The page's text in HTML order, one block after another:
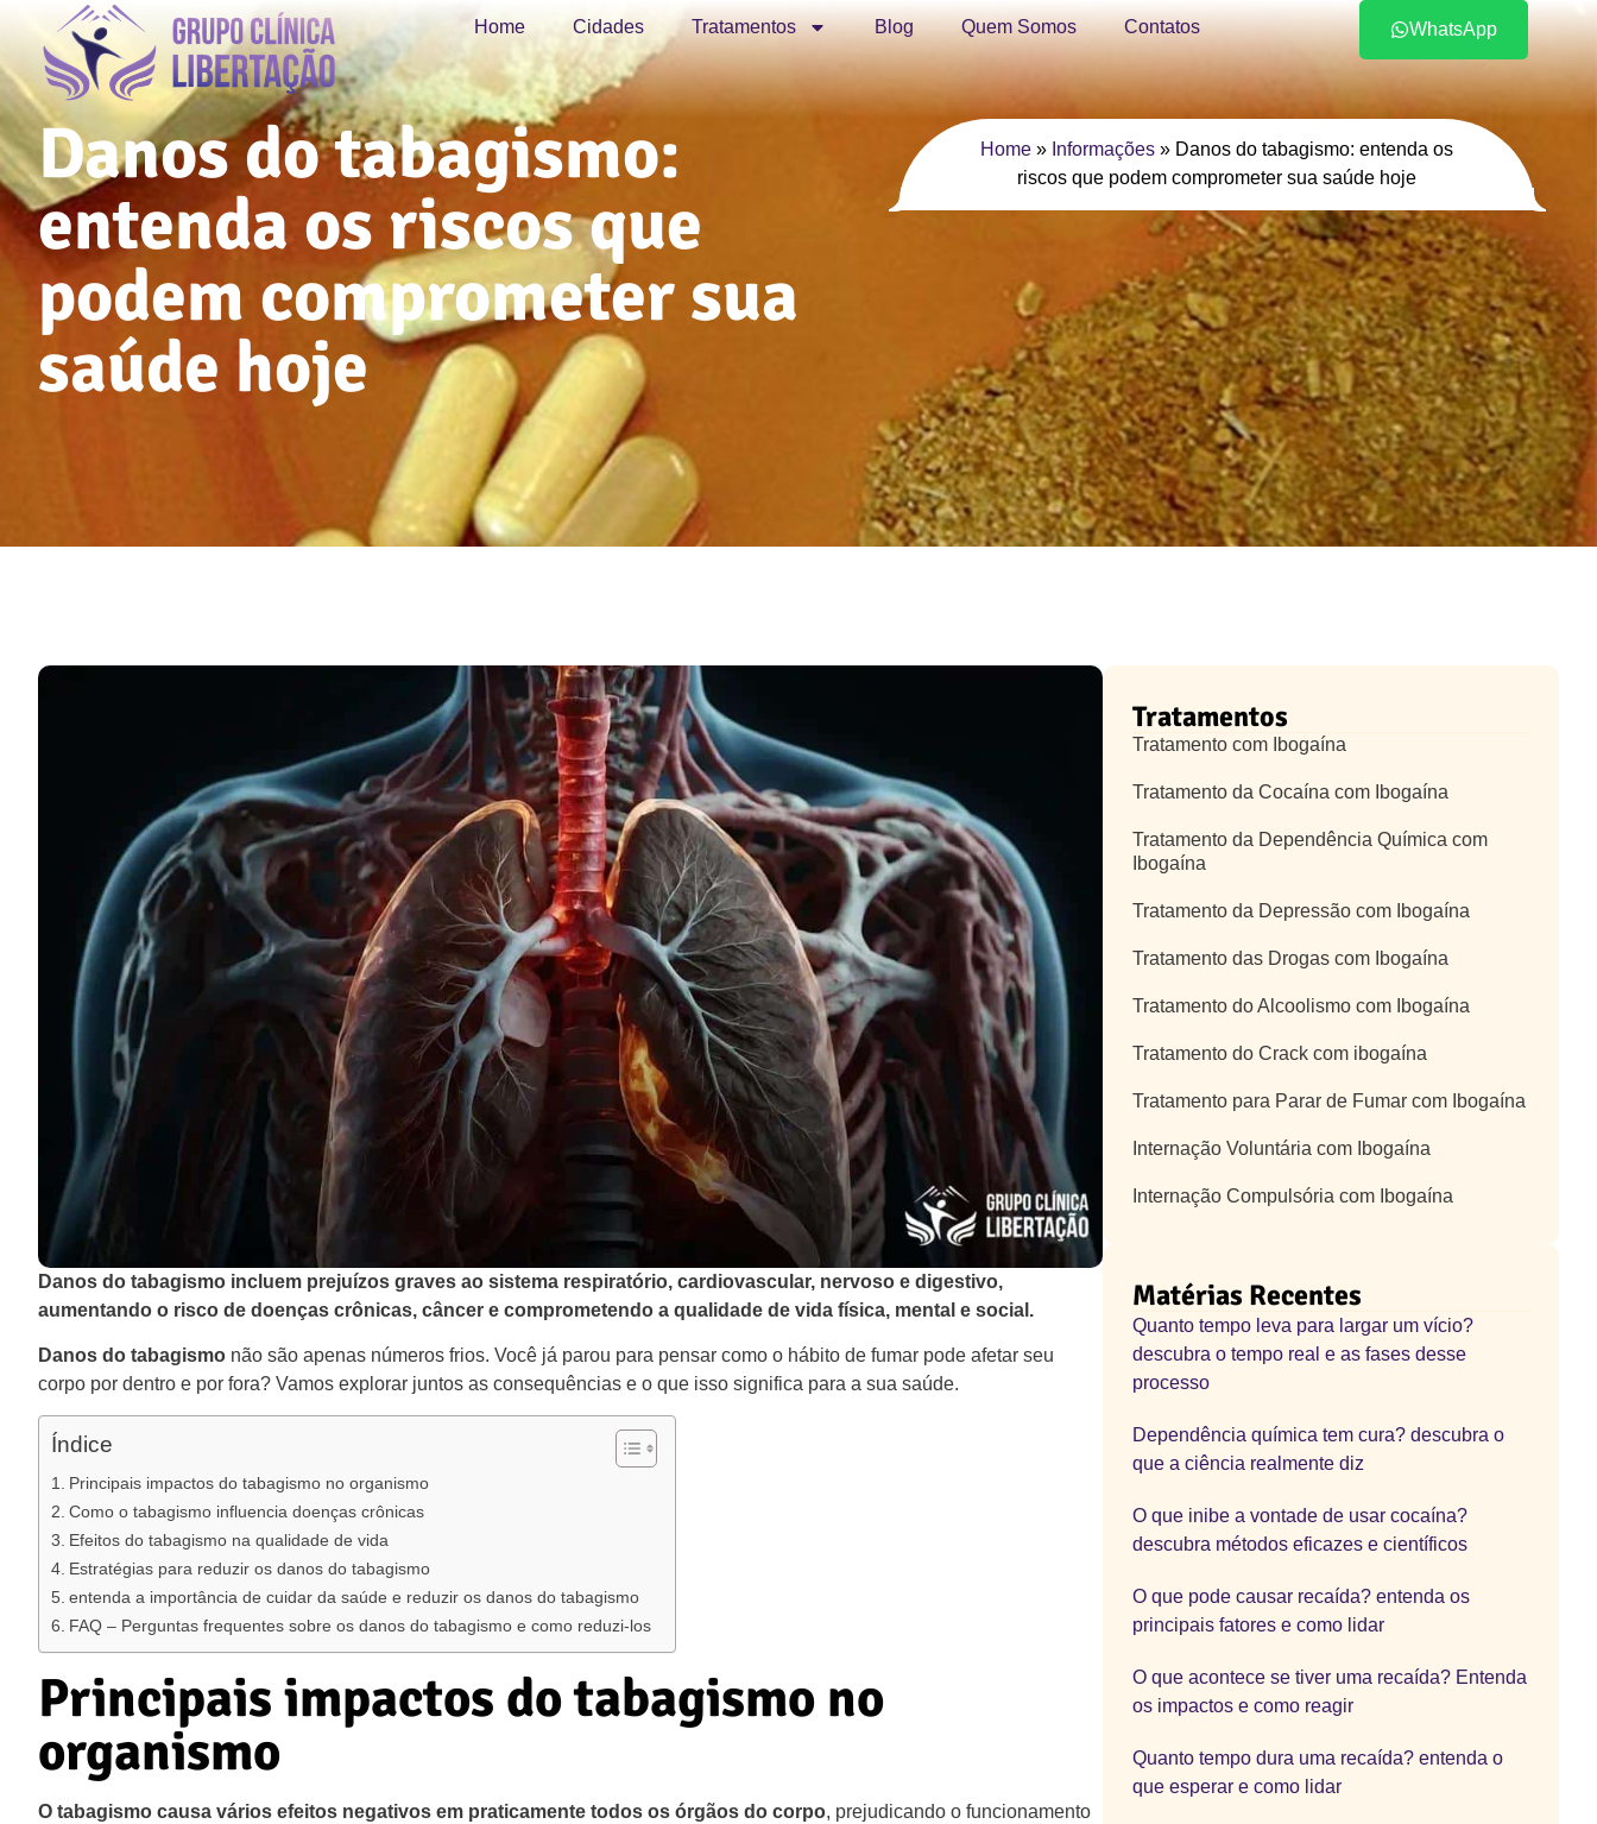
Home Cidades Tratamentos Blog Quem Somos Contatos WhatsApp
Danos do tabagismo:
entenda os riscos que
podem comprometer sua
saúde hoje
Home » Informações » Danos do tabagismo: entenda os
riscos que podem comprometer sua saúde hoje
Danos do tabagismo incluem prejuízos graves ao sistema respiratório, cardiovascular, nervoso e digestivo,
aumentando o risco de doenças crônicas, câncer e comprometendo a qualidade de vida física, mental e social.
Danos do tabagismo não são apenas números frios. Você já parou para pensar como o hábito de fumar pode afetar seu
corpo por dentro e por fora? Vamos explorar juntos as consequências e o que isso significa para a sua saúde.
Índice
Principais impactos do tabagismo no organismo
Como o tabagismo influencia doenças crônicas
Efeitos do tabagismo na qualidade de vida
Estratégias para reduzir os danos do tabagismo
entenda a importância de cuidar da saúde e reduzir os danos do tabagismo
FAQ – Perguntas frequentes sobre os danos do tabagismo e como reduzi-los
Principais impactos do tabagismo no
organismo
O tabagismo causa vários efeitos negativos em praticamente todos os órgãos do corpo, prejudicando o funcionamento
Tratamentos
Tratamento com Ibogaína
Tratamento da Cocaína com Ibogaína
Tratamento da Dependência Química com
Ibogaína
Tratamento da Depressão com Ibogaína
Tratamento das Drogas com Ibogaína
Tratamento do Alcoolismo com Ibogaína
Tratamento do Crack com ibogaína
Tratamento para Parar de Fumar com Ibogaína
Internação Voluntária com Ibogaína
Internação Compulsória com Ibogaína
Matérias Recentes
Quanto tempo leva para largar um vício?
descubra o tempo real e as fases desse
processo
Dependência química tem cura? descubra o
que a ciência realmente diz
O que inibe a vontade de usar cocaína?
descubra métodos eficazes e científicos
O que pode causar recaída? entenda os
principais fatores e como lidar
O que acontece se tiver uma recaída? Entenda
os impactos e como reagir
Quanto tempo dura uma recaída? entenda o
que esperar e como lidar